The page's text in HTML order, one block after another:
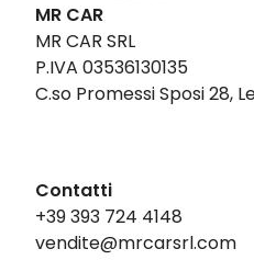
MR CAR
MR CAR SRL
P.IVA 03536130135
C.so Promessi Sposi 28,
Contatti
+39 393 724 4148
vendite@mrcarsrl.com